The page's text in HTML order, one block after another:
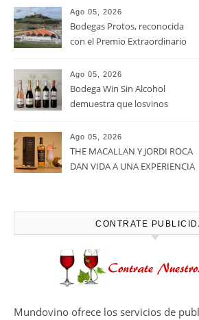
Ago 05, 2026
Bodegas Protos, reconocida
con el Premio Extraordinario
casi un siglo de excelencia
vitivinícola
Ago 05, 2026
Bodega Win Sin Alcohol
demuestra que losvinos
calidadcomienzan a diseñarse
en el viñedo
Ago 05, 2026
THE MACALLAN Y JORDI ROCA
DAN VIDA A UNA EXPERIENCIA
HARMONY COLLECTION
CONTRATE
Mundovino ofrece los servicios de